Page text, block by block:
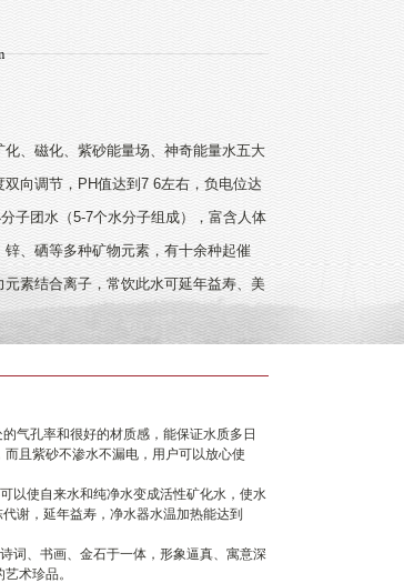
、磁化、紫砂能量场、神奇能量水五大
向调节，PH值达到7 6左右，负电位达
子团水（5-7个水分子组成），富含人体
、硒等多种矿物元素，有十余种起催
素结合离子，常饮此水可延年益寿、美
气孔率和很好的材质感，能保证水质多日
且紫砂不渗水不漏电，用户可以放心使
以使自来水和纯净水变成活性矿化水，使水
谢，延年益寿，净水器水温加热能达到
词、书画、金石于一体，形象逼真、寓意深
术珍品。